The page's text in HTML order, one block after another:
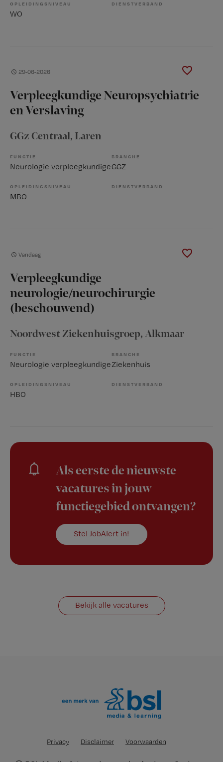
OPLEIDINGSNIVEAU
WO
DIENSTVERBAND
29-06-2026
Verpleegkundige Neuropsychiatrie
en Verslaving
GGz Centraal, Laren
FUNCTIE
Neurologie verpleegkundige
BRANCHE
GGZ
OPLEIDINGSNIVEAU
MBO
DIENSTVERBAND
Vandaag
Verpleegkundige
neurologie/neurochirurgie
(beschouwend)
Noordwest Ziekenhuisgroep, Alkmaar
FUNCTIE
Neurologie verpleegkundige
BRANCHE
Ziekenhuis
OPLEIDINGSNIVEAU
HBO
DIENSTVERBAND
Als eerste de nieuwste
vacatures in jouw
functiegebied ontvangen?
Stel JobAlert in!
Bekijk alle vacatures
Privacy Disclaimer Voorwaarden